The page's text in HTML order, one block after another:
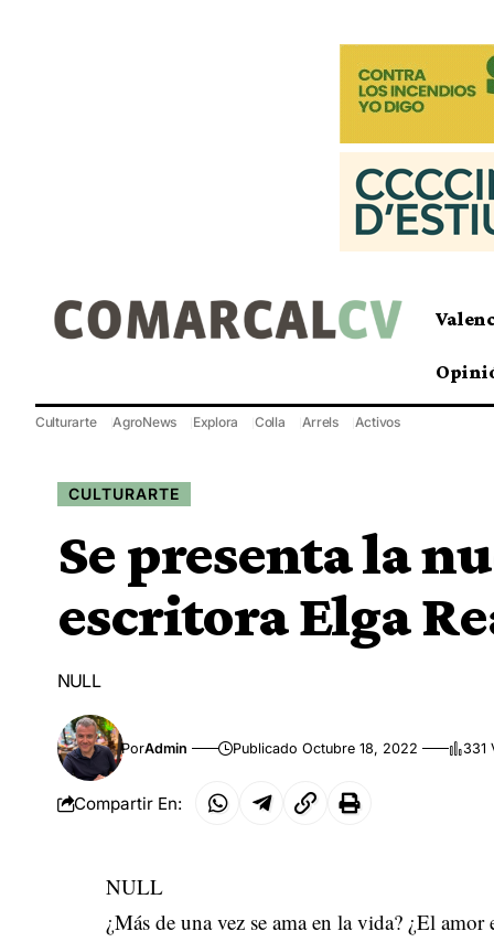
Culturarte AgroNews Explora Colla Arrels Activos
CULTURARTE
Se presenta la
escritora Elga
NULL
PorAdmin Publicado Octubre 18, 2022 331
Compartir En:
NULL
¿Más de una vez se ama en la vida? ¿El